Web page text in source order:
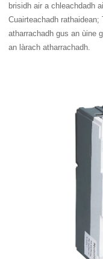
brisidh air a chleachdadh
Cuairteachadh rathaidean;
atharrachadh gus an ùine
an làrach atharrachadh.